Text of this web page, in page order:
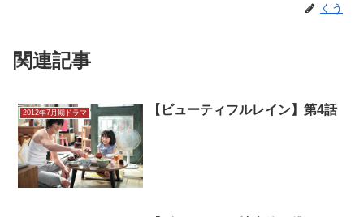
くう
関連記事
2012年7月期ドラマ 【ビューティフルレイン】第4話